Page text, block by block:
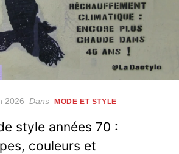
2026 Dans MODE ET STYLE
style années 70 :
couleurs et